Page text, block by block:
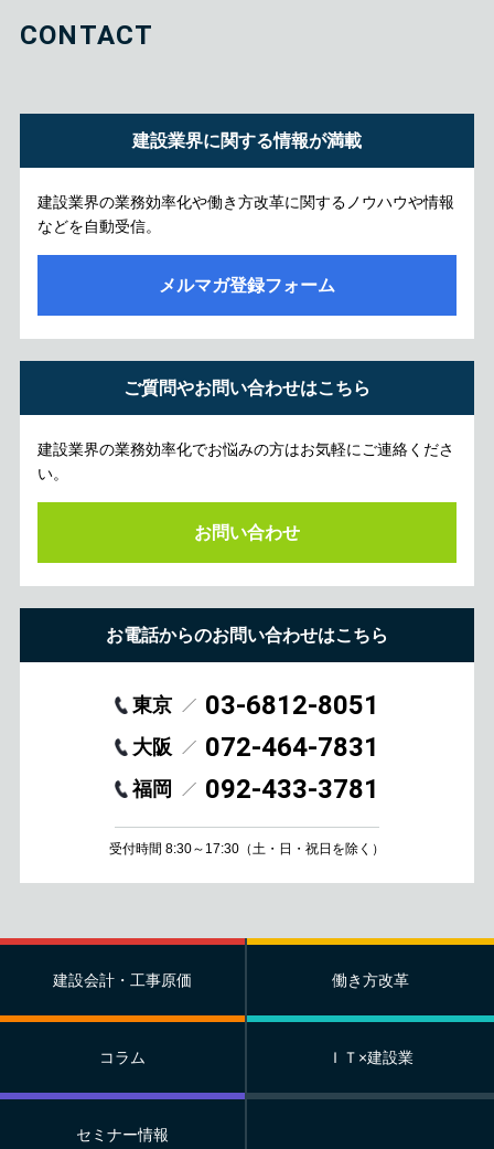
CONTACT
建設業界に関する情報が満載
建設業界の業務効率化や働き方改革に関するノウハウや情報
などを自動受信。
メルマガ登録フォーム
ご質問やお問い合わせはこちら
建設業界の業務効率化でお悩みの方はお気軽にご連絡くださ
い。
お問い合わせ
お電話からのお問い合わせはこちら
東京 03-6812-8051
大阪 072-464-7831
福岡 092-433-3781
受付時間 8:30～17:30 （土・日・祝日を除く）
建設会計・工事原価 働き方改革
コラム ＩＴ×建設業
セミナー情報